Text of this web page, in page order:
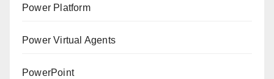
Power Platform
Power Virtual Agents
PowerPoint